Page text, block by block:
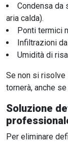
Condensa da
aria calda).
Ponti termici
Infiltrazioni
Umidità di
Se non si risolve
tornerà, anche
Soluzione
Per eliminare